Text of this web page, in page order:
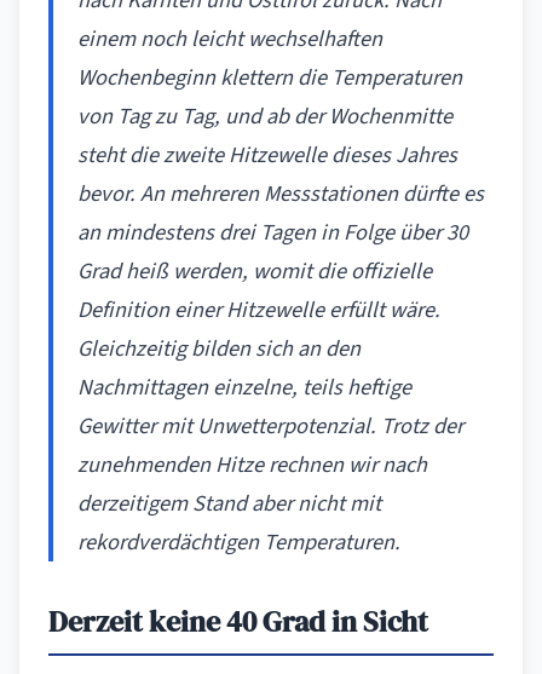
einem noch leicht wechselhaften
Wochenbeginn klettern die Temperaturen
von Tag zu Tag, und ab der Wochenmitte
steht die zweite Hitzewelle dieses Jahres
bevor. An mehreren Messstationen dürfte es
an mindestens drei Tagen in Folge über 30
Grad heiß werden, womit die offizielle
Definition einer Hitzewelle erfüllt wäre.
Gleichzeitig bilden sich an den
Nachmittagen einzelne, teils heftige
Gewitter mit Unwetterpotenzial. Trotz der
zunehmenden Hitze rechnen wir nach
derzeitigem Stand aber nicht mit
rekordverdächtigen Temperaturen.
Derzeit keine 40 Grad in Sicht